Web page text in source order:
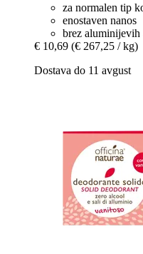
za normalen tip
enostaven nanos
brez aluminijevih
€ 10,69 (€ 267,25 / kg)
Dostava do 11 avgust